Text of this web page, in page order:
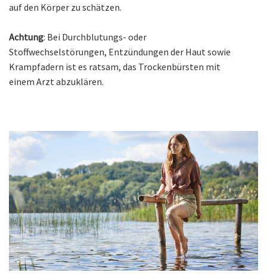
auf den Körper zu schätzen.
Achtung: Bei Durchblutungs- oder
Stoffwechselstörungen, Entzündungen der Haut sowie
Krampfadern ist es ratsam, das Trockenbürsten mit
einem Arzt abzuklären.